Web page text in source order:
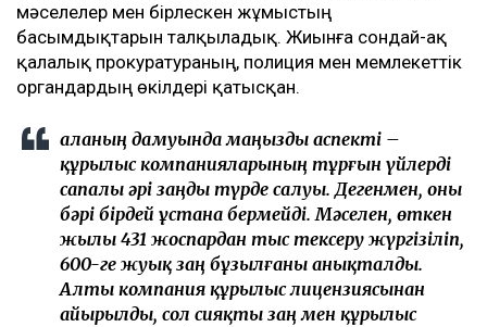
мәселелер мен бірлескен жұмыстың
басымдықтарын талқыладық. Жиынға сондай-ақ
қалалық прокуратураның, полиция мен мемлекеттік
органдардың өкілдері қатысқан.
Қаланың дамуында маңызды аспекті –
құрылыс компанияларының тұрғын үйлерді
сапалы әрі заңды түрде салуы. Дегенмен, оны
бәрі бірдей ұстана бермейді. Мәселен, өткен
жылы 431 жоспардан тыс тексеру жүргізіліп,
600-ге жуық заң бұзылғаны анықталды.
Алты компания құрылыс лицензиясынан
айырылды, сол сияқты заң мен құрылыс